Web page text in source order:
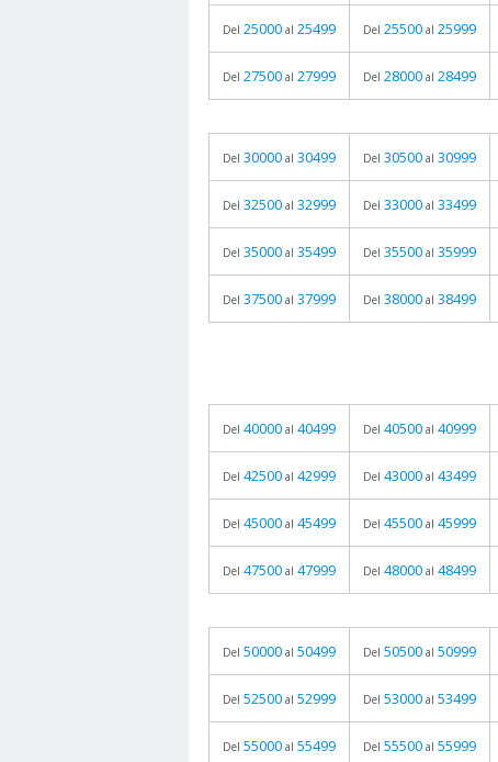
Del 25000 al 25499 Del 25500 al 25999
Del 27500 al 27999 Del 28000 al 28499
Del 30000 al 30499 Del 30500 al 30999
Del 32500 al 32999 Del 33000 al 33499
Del 35000 al 35499 Del 35500 al 35999
Del 37500 al 37999 Del 38000 al 38499
Del 40000 al 40499 Del 40500 al 40999
Del 42500 al 42999 Del 43000 al 43499
Del 45000 al 45499 Del 45500 al 45999
Del 47500 al 47999 Del 48000 al 48499
Del 50000 al 50499 Del 50500 al 50999
Del 52500 al 52999 Del 53000 al 53499
Del 55000 al 55499 Del 55500 al 55999